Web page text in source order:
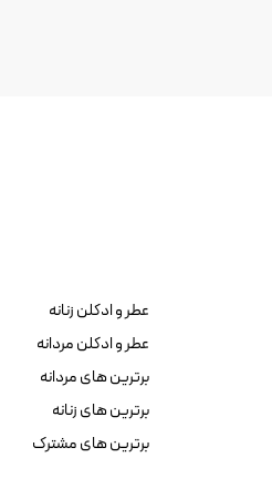
عطر و ادکلن زنانه
عطر و ادکلن مردانه
برترین های مردانه
برترین های زنانه
برترین های مشترک